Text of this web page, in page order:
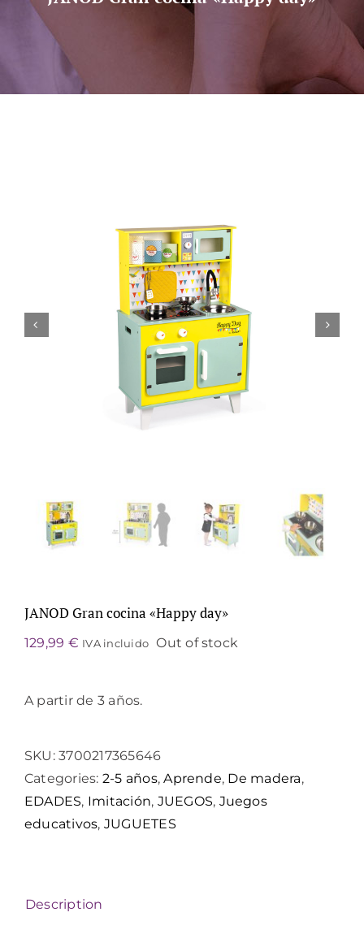
Sobre nosotros
 
JANOD Gran cocina «Happy day»
129,99 € IVA incluido Out of stock
A partir de 3 años.
SKU:3700217365646
Categories: 2-5 años,Aprende, De madera,
EDADES, Imitación, JUEGOS, Juegos
educativos, JUGUETES
Description